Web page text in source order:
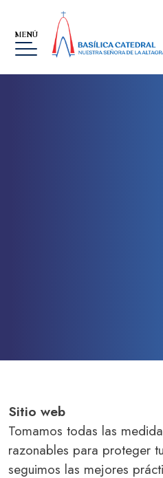
MENÚ
Haz un donativo
Sitio web
Tomamos todas las
razonables para proteger
seguimos las mejores